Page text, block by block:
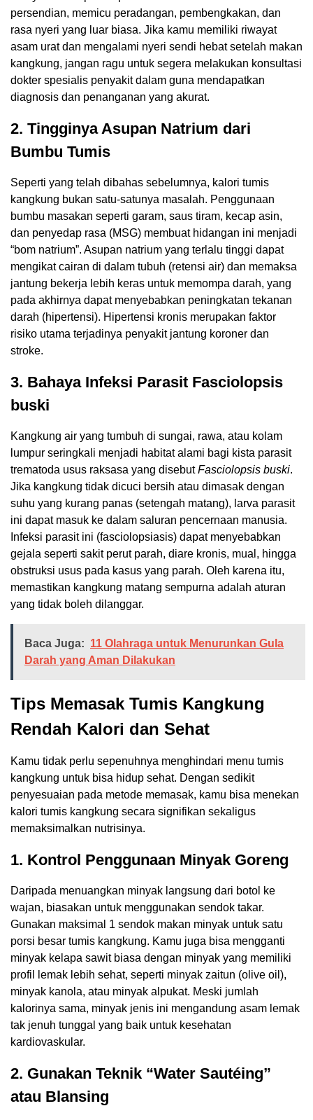
persendian, memicu peradangan, pembengkakan, dan
rasa nyeri yang luar biasa. Jika kamu memiliki riwayat
asam urat dan mengalami nyeri sendi hebat setelah makan
kangkung, jangan ragu untuk segera melakukan konsultasi
dokter spesialis penyakit dalam guna mendapatkan
diagnosis dan penanganan yang akurat.
2. Tingginya Asupan Natrium dari
Bumbu Tumis
Seperti yang telah dibahas sebelumnya, kalori tumis
kangkung bukan satu-satunya masalah. Penggunaan
bumbu masakan seperti garam, saus tiram, kecap asin,
dan penyedap rasa (MSG) membuat hidangan ini menjadi
“bom natrium”. Asupan natrium yang terlalu tinggi dapat
mengikat cairan di dalam tubuh (retensi air) dan memaksa
jantung bekerja lebih keras untuk memompa darah, yang
pada akhirnya dapat menyebabkan peningkatan tekanan
darah (hipertensi). Hipertensi kronis merupakan faktor
risiko utama terjadinya penyakit jantung koroner dan
stroke.
3. Bahaya Infeksi Parasit Fasciolopsis
buski
Kangkung air yang tumbuh di sungai, rawa, atau kolam
lumpur seringkali menjadi habitat alami bagi kista parasit
trematoda usus raksasa yang disebutFasciolopsis buski.
Jika kangkung tidak dicuci bersih atau dimasak dengan
suhu yang kurang panas (setengah matang), larva parasit
ini dapat masuk ke dalam saluran pencernaan manusia.
Infeksi parasit ini (fasciolopsiasis) dapat menyebabkan
gejala seperti sakit perut parah, diare kronis, mual, hingga
obstruksi usus pada kasus yang parah. Oleh karena itu,
memastikan kangkung matang sempurna adalah aturan
yang tidak boleh dilanggar.
Baca Juga: 11 Olahraga untuk Menurunkan Gula
Darah yang Aman Dilakukan
Tips Memasak Tumis Kangkung
Rendah Kalori dan Sehat
Kamu tidak perlu sepenuhnya menghindari menu tumis
kangkung untuk bisa hidup sehat. Dengan sedikit
penyesuaian pada metode memasak, kamu bisa menekan
kalori tumis kangkung secara signifikan sekaligus
memaksimalkan nutrisinya.
1. Kontrol Penggunaan Minyak Goreng
Daripada menuangkan minyak langsung dari botol ke
wajan, biasakan untuk menggunakan sendok takar.
Gunakan maksimal 1 sendok makan minyak untuk satu
porsi besar tumis kangkung. Kamu juga bisa mengganti
minyak kelapa sawit biasa dengan minyak yang memiliki
profil lemak lebih sehat, seperti minyak zaitun (olive oil),
minyak kanola, atau minyak alpukat. Meski jumlah
kalorinya sama, minyak jenis ini mengandung asam lemak
tak jenuh tunggal yang baik untuk kesehatan
kardiovaskular.
2. Gunakan Teknik “Water Sautéing”
atau Blansing